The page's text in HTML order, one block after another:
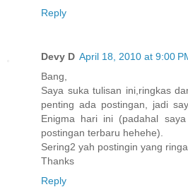
Reply
Devy D April 18, 2010 at 9:00
Bang,
Saya suka tulisan ini,ringkas
penting ada postingan, jadi
Enigma hari ini (padahal
postingan terbaru hehehe).
Sering2 yah postingin yang
Thanks
Reply